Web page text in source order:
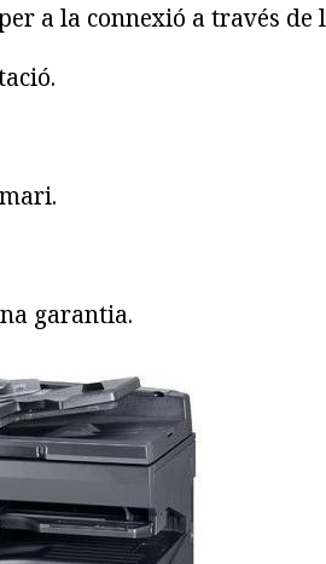
a la connexió a través de
garantia.